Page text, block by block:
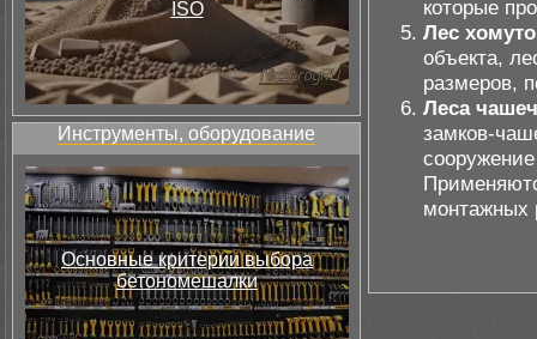
ISO
Инструменты, оборудование
Основные критерии выбора
бетономешалки
которые
Лес
объекта,
размеров,
Леса
замков-
монтажных